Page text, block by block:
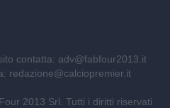
contatta: adv@fabfour2013.it
redazione@calciopremier.it
2013 Srl. Tutti i diritti riservati